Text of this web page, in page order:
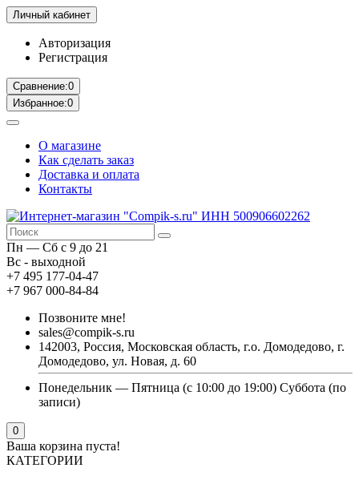
Личный кабинет
Авторизация
Регистрация
Сравнение:0
Избранное:0
О магазине
Как сделать заказ
Доставка и оплата
Контакты
Пн — Сб с 9 до 21
Вс - выходной
+7 495 177-04-47
+7 967 000-84-84
Позвоните мне!
sales@compik-s.ru
142003, Россия, Московская область, г.о. Домодедово, г.
Домодедово, ул. Новая, д. 60
Понедельник — Пятница (с 10:00 до 19:00) Суббота (по
записи)
0
Ваша корзина пуста!
КАТЕГОРИИ